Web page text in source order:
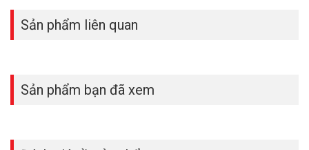
Sản phẩm liên quan
Sản phẩm bạn đã xem